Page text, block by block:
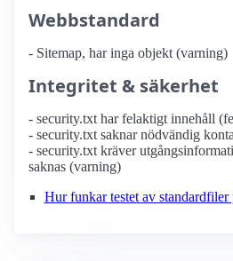
Webbstandard
- Sitemap, har inga objekt (varning)
Integritet & säkerhet
- security.txt har felaktigt innehåll
- security.txt saknar nödvändig
- security.txt kräver
saknas (varning)
Hur funkar testet av standardfiler